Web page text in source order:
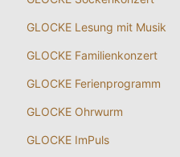
GLOCKE Lesung mit Musik
GLOCKE Familienkonzert
GLOCKE Ferienprogramm
GLOCKE Ohrwurm
GLOCKE ImPuls